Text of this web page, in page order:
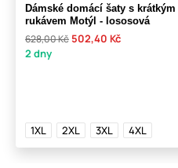
Dámské domácí šaty s krátkým
rukávem Motýl - lososová
628,00 Kč 502,40 Kč
2 dny
1XL 2XL 3XL 4XL